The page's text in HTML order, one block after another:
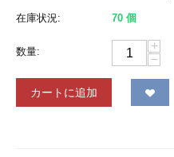
在庫状況: 70 個
数量:
+
−
カートに追加